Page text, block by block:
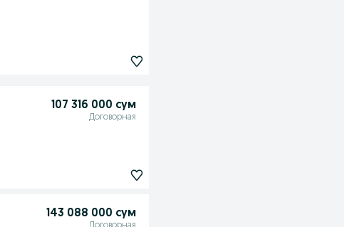
107 316 000 сум
Договорная
143 088 000 сум